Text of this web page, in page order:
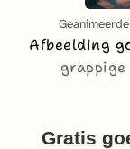
Afbeelding
Gratis